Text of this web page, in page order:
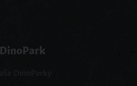
DinoPark